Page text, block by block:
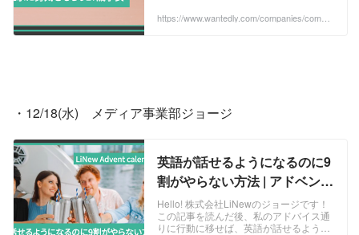
いたい。しかし、そんなわたしでも時折
https://www.wantedly.com/companies/compa
・12/18(水)　メディア事業部ジョージ
英語が話せるようになるのに9
割がやらない方法 | アドベント
カレンダー企画2024
Hello! 株式会社LiNewのジョージです！
この記事を読んだ後、私のアドバイス通
りに行動に移せば、英語が話せるように